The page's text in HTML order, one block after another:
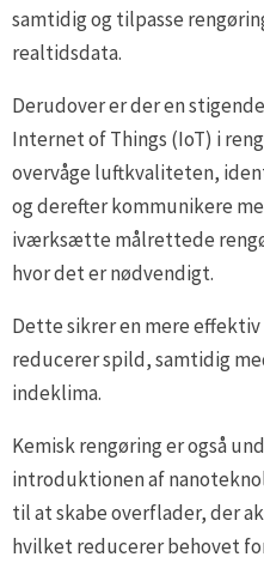
samtidig og tilpasse
realtidsdata.
Derudover er der en
Internet of Things (IoT) i
overvåge luftkvaliteten,
og derefter kommunikere
iværksætte målrettede
hvor det er nødvendigt.
Dette sikrer en mere
reducerer spild, samtidig
indeklima.
Kemisk rengøring er også
introduktionen af
til at skabe overflader, der
hvilket reducerer behovet